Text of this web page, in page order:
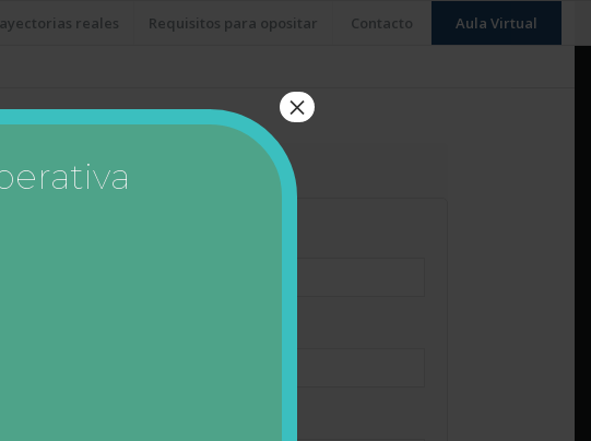
reales Requisitos para opositar Contacto Aula Virtual
×